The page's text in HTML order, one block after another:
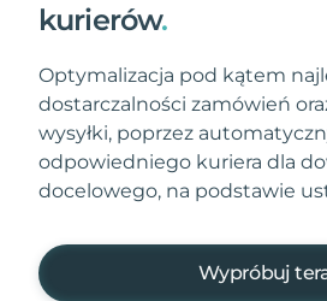
kurierów.
Optymalizacja pod kątem
dostarczalności zamówień
wysyłki, poprzez
odpowiedniego kuriera dla
docelowego, na podstawie
Wypróbuj